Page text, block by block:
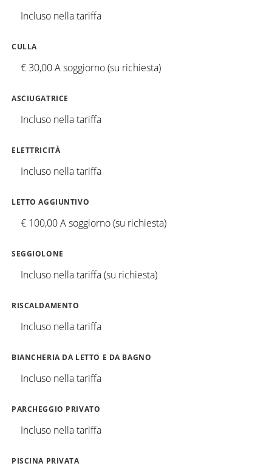
Incluso nella tariffa
CULLA
€ 30,00 A soggiorno (su richiesta)
ASCIUGATRICE
Incluso nella tariffa
ELETTRICITÀ
Incluso nella tariffa
LETTO AGGIUNTIVO
€ 100,00 A soggiorno (su richiesta)
SEGGIOLONE
Incluso nella tariffa (su richiesta)
RISCALDAMENTO
Incluso nella tariffa
BIANCHERIA DA LETTO E DA BAGNO
Incluso nella tariffa
PARCHEGGIO PRIVATO
Incluso nella tariffa
PISCINA PRIVATA